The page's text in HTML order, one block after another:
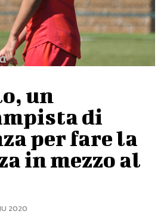
un
di
per fare la
in mezzo al
2020